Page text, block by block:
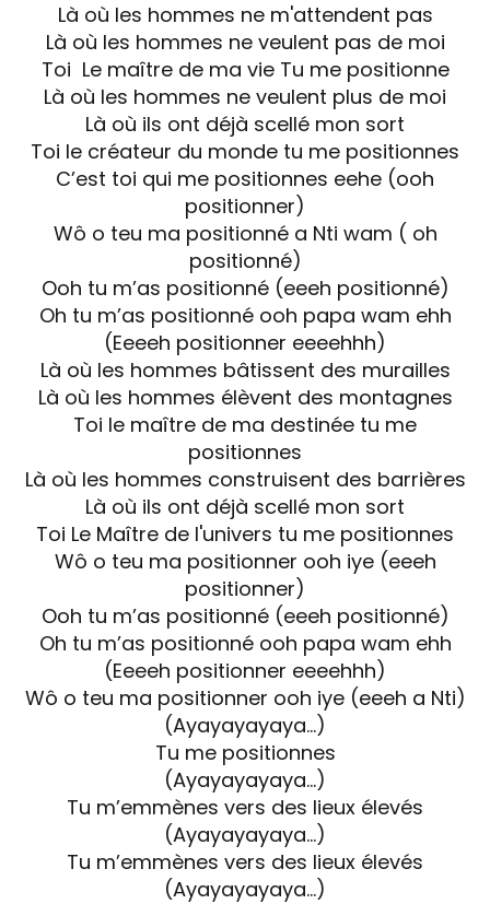
Là où les hommes ne m'attendent pas
Là où les hommes ne veulent pas de moi
Toi Le maître de ma vie Tu me positionne
Là où les hommes ne veulent plus de moi
Là où ils ont déjà scellé mon sort
Toi le créateur du monde tu me positionnes
C’est toi qui me positionnes eehe (ooh
positionner)
Wô o teu ma positionné a Nti wam ( oh
positionné)
Ooh tu m’as positionné (eeeh positionné)
Oh tu m’as positionné ooh papa wam ehh
(Eeeeh positionner eeeehhh)
Là où les hommes bâtissent des murailles
Là où les hommes élèvent des montagnes
Toi le maître de ma destinée tu me
positionnes
Là où les hommes construisent des barrières
Là où ils ont déjà scellé mon sort
Toi Le Maître de l'univers tu me positionnes
Wô o teu ma positionner ooh iye (eeeh
positionner)
Ooh tu m’as positionné (eeeh positionné)
Oh tu m’as positionné ooh papa wam ehh
(Eeeeh positionner eeeehhh)
Wô o teu ma positionner ooh iye (eeeh a Nti)
(Ayayayayaya…)
Tu me positionnes
(Ayayayayaya…)
Tu m’emmènes vers des lieux élevés
(Ayayayayaya…)
Tu m’emmènes vers des lieux élevés
(Ayayayayaya…)